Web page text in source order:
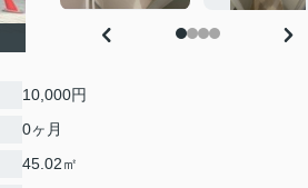
10,000円
0ヶ月
45.02㎡